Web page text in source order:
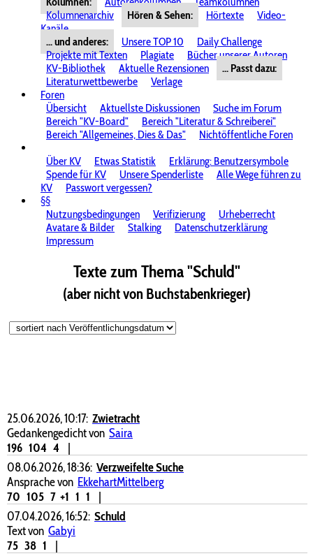
Kolumnenarchiv
Hören & Sehen: Hörtexte
Video-
Kanäle
... und anderes:
Unsere TOP 10
Daily Challenge
Projekte mit Texten
Plagiate
Bücher unserer Autoren
KV-Bibliothek
Aktuelle Rezensionen
... Passt dazu:
Literaturwettbewerbe
Verlage
Foren
Übersicht
Aktuellste Diskussionen
Suche im Forum
Bereich "KV-Board"
Bereich "Literatur & Schreiberei"
Bereich "Allgemeines, Dies & Das"
Nichtöffentliche Foren
Über KV
Etwas Statistik
Erklärung: Benutzersymbole
Spende für KV
Unsere Spenderliste
Alle Wege führen zu
KV
Passwort vergessen?
§§
Nutzungsbedingungen
Verifizierung
Urheberrecht
Avatare & Bilder
Stalking
Datenschutzerklärung
Impressum
Texte zum Thema "Schuld"
(aber nicht von Buchstabenkrieger)
25.06.2026, 10:17: Zwietracht
Gedankengedicht von Saira
196 104 4
|
08.06.2026, 18:36: Verzweifelte Suche
Ansprache von EkkehartMittelberg
70 105 7 +1 1 1
|
07.04.2026, 16:52: Schuld
Text von Gabyi
75 38 1
|